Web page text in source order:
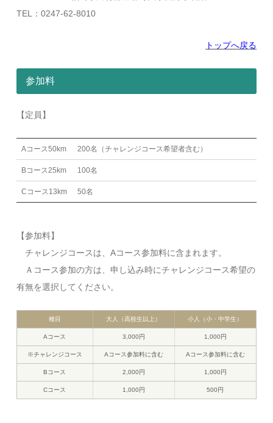
TEL：0247-62-8010
トップへ戻る
参加料
【定員】
Aコース50km 200名（チャレンジコース希望者含む）
Bコース25km 100名
Cコース13km 50名
【参加料】
チャレンジコースは、Aコース参加料に含まれます。
​ Ａコース参加の方は、申し込み時にチャレンジコース希望の
有無を選択してください。
種目 大人（高校生以上） 小人（小・中学生）
Aコース 3,000円 1,000円
※チャレンジコース Aコース参加料に含む Aコース参加料に含む
Bコース 2,000円 1,000円
Cコース 1,000円 500円